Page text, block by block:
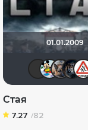
01.01.2009
Стая
7.27 /82